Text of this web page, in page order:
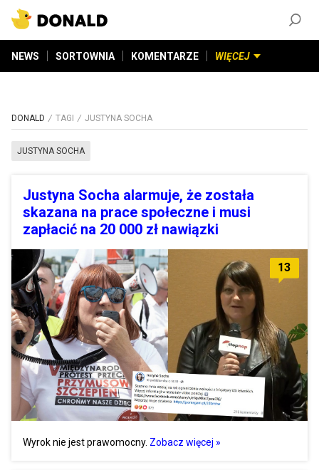
NEWS SORTOWNIA KOMENTARZE WIĘCEJ
DONALD TAGI JUSTYNA SOCHA
JUSTYNA SOCHA
Justyna Socha alarmuje, że została
skazana na prace społeczne i musi
zapłacić na 20 000 zł nawiązki
13
Wyrok nie jest prawomocny. Zobacz więcej »